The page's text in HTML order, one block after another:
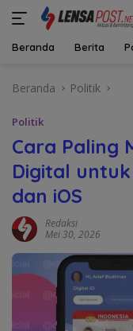
Beranda Berita
Beranda Politik
Politik
Cara Paling
Digital
dan iOS
Redaksi
Mei 30, 2026